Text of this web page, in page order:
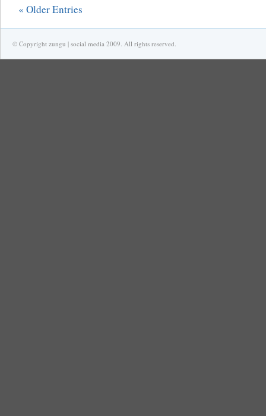
« Older Entries
© Copyright zungu | social media 2009. All rights reserved.